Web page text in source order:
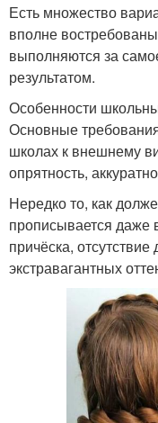
Есть множество
вполне
выполняются за
результатом.
Особенности
Основные
школах к внешнему
опрятность,
Нередко то, как
прописывается даже
причёска,
экстравагантных